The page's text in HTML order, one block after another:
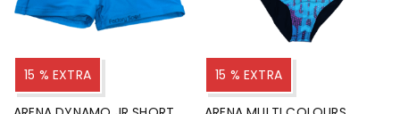
15 % EXTRA 15 % EXTRA